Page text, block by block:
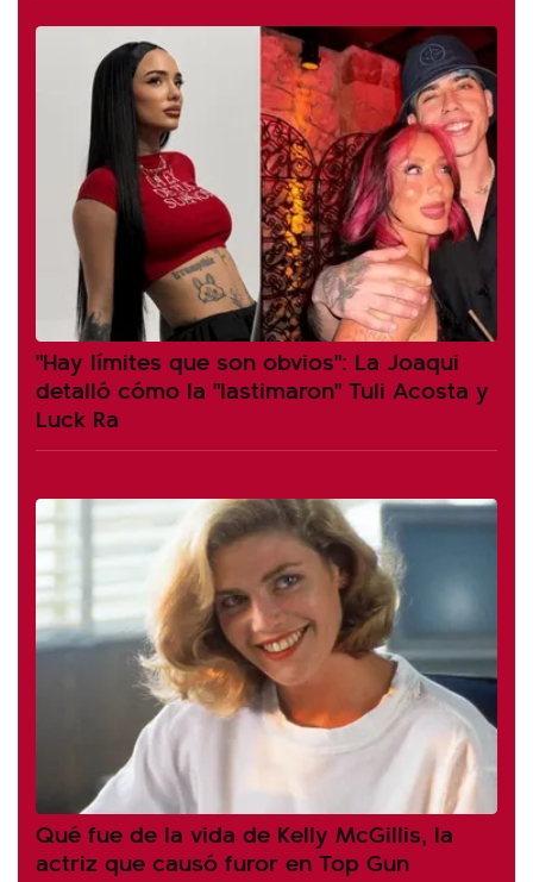
"Hay límites que son obvios": La Joaqui
detalló cómo la "lastimaron" Tuli Acosta y
Luck Ra
Qué fue de la vida de Kelly McGillis, la
actriz que causó furor en Top Gun